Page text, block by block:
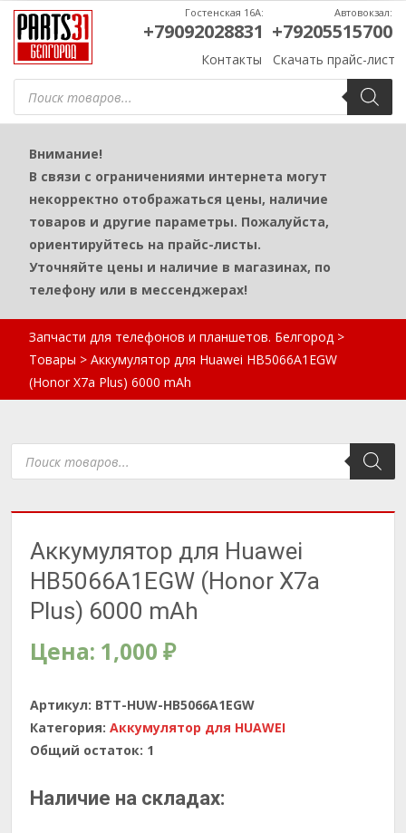
Поиск
товаров
Контакты Скачать прайс-лист
Гостенская 16А:
+79092028831
Автовокзал:
+79205515700
Внимание!
В связи с ограничениями интернета могут
некорректно отображаться цены, наличие
товаров и другие параметры. Пожалуйста,
ориентируйтесь на прайс-листы.
Уточняйте цены и наличие в магазинах, по
телефону или в мессенджерах!
Запчасти для телефонов и планшетов. Белгород >
Товары > Аккумулятор для Huawei HB5066A1EGW
(Honor X7a Plus) 6000 mAh
Поиск
товаров
Аккумулятор для Huawei
HB5066A1EGW (Honor X7a
Plus) 6000 mAh
Цена: 1,000 ₽
Артикул: BTT-HUW-HB5066A1EGW
Категория: Аккумулятор для HUAWEI
Общий остаток: 1
Наличие на складах: